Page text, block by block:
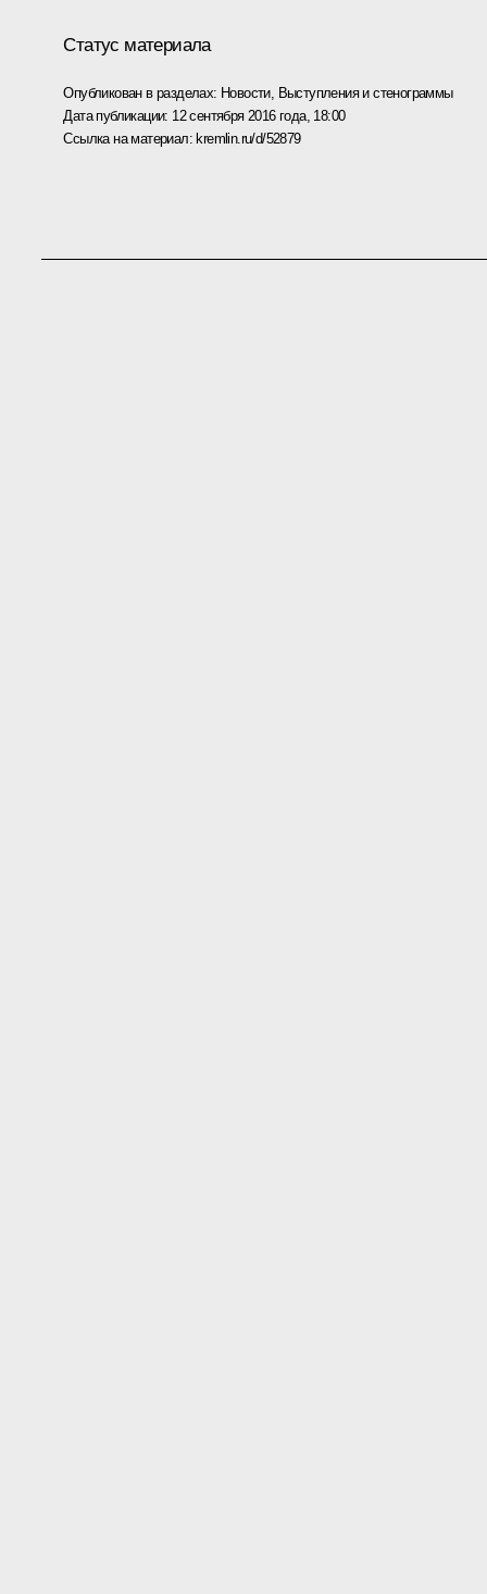
Статус материала
Опубликован в разделах: Новости, Выступления и стенограммы
Дата публикации: 12 сентября 2016 года, 18:00
Ссылка на материал: kremlin.ru/d/52879